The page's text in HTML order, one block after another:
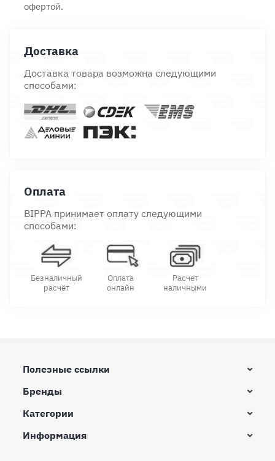
офертой.
Доставка
Доставка товара возможна следующими
способами:
Оплата
BIPPA принимает оплату следующими
способами:
Безналичный
расчёт
Оплата
онлайн
Расчет
наличными
Полезные ссылки
Бренды
Категории
Информация